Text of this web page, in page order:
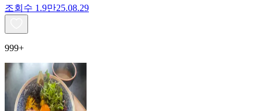
조회수 1.9만25.08.29
999+